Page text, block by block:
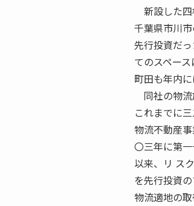
新設した四
千葉県市川
先行投資だ
てのスペー
町田も年内
同社の物流
これまでに
物流不動産
〇三年に第一
以来、リ ス
を先行投資
物流適地の